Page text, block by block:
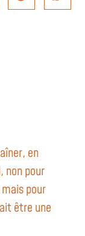
en
non pour
pour
être une